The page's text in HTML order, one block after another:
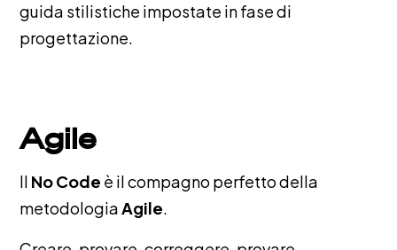
guida stilistiche impostate in fase di
progettazione.
Agile
Il No Code è il compagno perfetto della
metodologiaAgile.